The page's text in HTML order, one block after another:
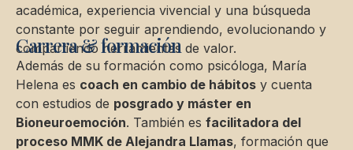
académica, experiencia vivencial y una búsqueda
constante por seguir aprendiendo, evolucionando y
compartiendo herramientas de valor.
Carrera & formación
Además de su formación como psicóloga, María
Helena es coach en cambio de hábitos y cuenta
con estudios de posgrado y máster en
Bioneuroemoción. También es facilitadora del
proceso MMK de Alejandra Llamas, formación que